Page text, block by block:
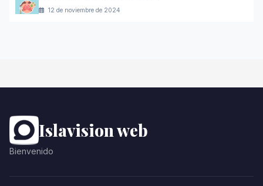
12 de noviembre de 2024
Islavision web
Bienvenido